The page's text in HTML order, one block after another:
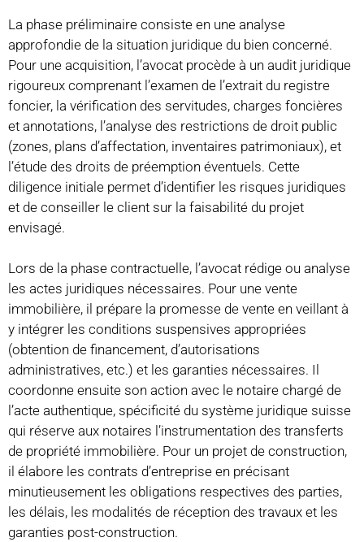
La phase préliminaire consiste en une analyse
approfondie de la situation juridique du bien concerné.
Pour une acquisition, l’avocat procède à un audit juridique
rigoureux comprenant l’examen de l’extrait du registre
foncier, la vérification des servitudes, charges foncières
et annotations, l’analyse des restrictions de droit public
(zones, plans d’affectation, inventaires patrimoniaux), et
l’étude des droits de préemption éventuels. Cette
diligence initiale permet d’identifier les risques juridiques
et de conseiller le client sur la faisabilité du projet
envisagé.
Lors de la phase contractuelle, l’avocat rédige ou analyse
les actes juridiques nécessaires. Pour une vente
immobilière, il prépare la promesse de vente en veillant à
y intégrer les conditions suspensives appropriées
(obtention de financement, d’autorisations
administratives, etc.) et les garanties nécessaires. Il
coordonne ensuite son action avec le notaire chargé de
l’acte authentique, spécificité du système juridique suisse
qui réserve aux notaires l’instrumentation des transferts
de propriété immobilière. Pour un projet de construction,
il élabore les contrats d’entreprise en précisant
minutieusement les obligations respectives des parties,
les délais, les modalités de réception des travaux et les
garanties post-construction.